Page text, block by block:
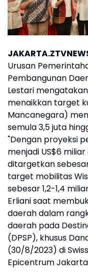
Urusan
Pembangunan
Lestari
menaikkan target
Mancanegara)
semula 3,5 juta
"Dengan proyeksi
menjadi US$6
ditargetkan
target mobilitas
sebesar 1,2-1,4
Erliani saat
daerah dalam
daerah pada
(DPSP), khusus
(30/8/2023) di
Epicentrum